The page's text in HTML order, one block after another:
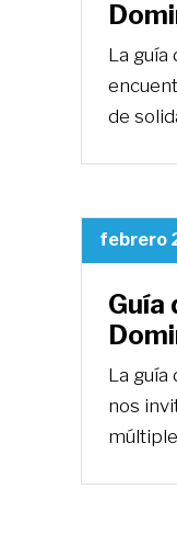
La guía
de
febrero
Guía
La guía
nos